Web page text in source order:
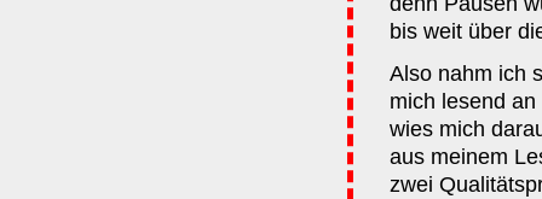
bis weit über
Also nahm ich
mich lesend
wies mich
aus meinem
zwei